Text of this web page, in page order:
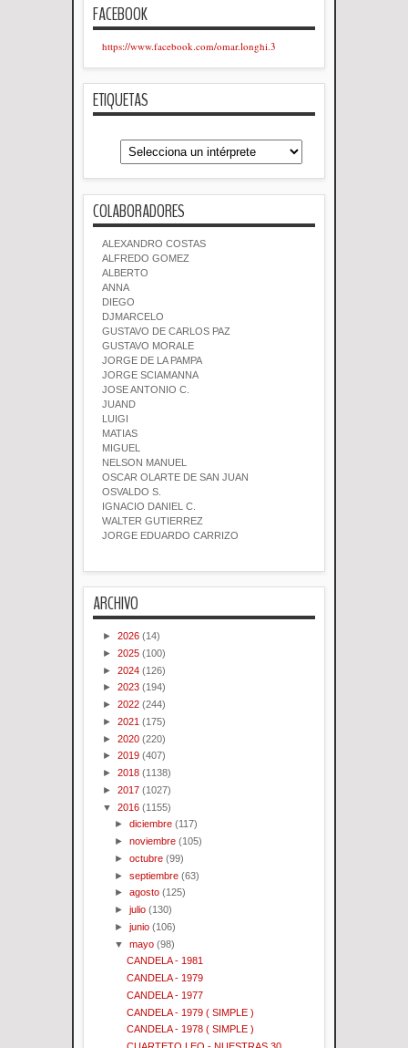
FACEBOOK
https://www.facebook.com/omar.longhi.3
ETIQUETAS
COLABORADORES
ALEXANDRO COSTAS
ALFREDO GOMEZ
ALBERTO
ANNA
DIEGO
DJMARCELO
GUSTAVO DE CARLOS PAZ
GUSTAVO MORALE
JORGE DE LA PAMPA
JORGE SCIAMANNA
JOSE ANTONIO C.
JUAND
LUIGI
MATIAS
MIGUEL
NELSON MANUEL
OSCAR OLARTE DE SAN JUAN
OSVALDO S.
IGNACIO DANIEL C.
WALTER GUTIERREZ
JORGE EDUARDO CARRIZO
ARCHIVO
► 2026 (14)
► 2025 (100)
► 2024 (126)
► 2023 (194)
► 2022 (244)
► 2021 (175)
► 2020 (220)
► 2019 (407)
► 2018 (1138)
► 2017 (1027)
▼ 2016 (1155)
►diciembre (117)
►noviembre (105)
►octubre (99)
►septiembre (63)
►agosto (125)
►julio (130)
►junio (106)
▼mayo (98)
CANDELA - 1981
CANDELA - 1979
CANDELA - 1977
CANDELA - 1979 ( SIMPLE )
CANDELA - 1978 ( SIMPLE )